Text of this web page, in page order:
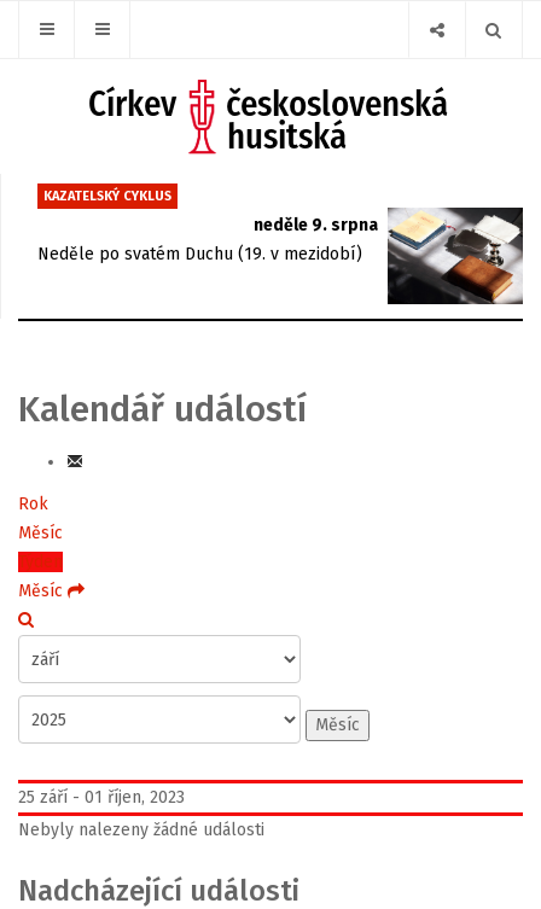
KAZATELSKÝ CYKLUS
neděle 9. srpna
Neděle po svatém Duchu (19. v mezidobí)
Kalendář událostí
Rok
Měsíc
Týden
Měsíc
Měsíc
25 září - 01 říjen, 2023
Nebyly nalezeny žádné události
Nadcházející události